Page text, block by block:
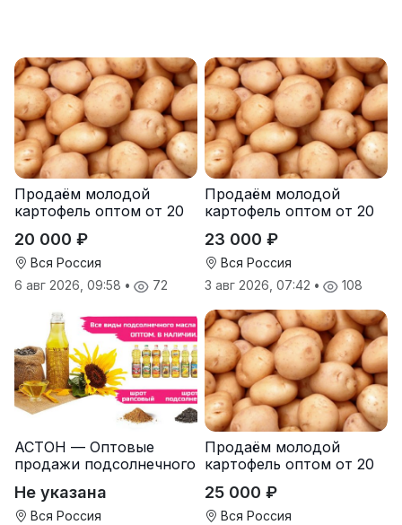
Продаём молодой
картофель оптом от 20
20 000 ₽
Вся Россия
6 авг 2026, 09:58 • 72
Продаём молодой
картофель оптом от 20
23 000 ₽
Вся Россия
3 авг 2026, 07:42 • 108
АСТОН — Оптовые
продажи подсолнечного
Экспорт
Не указана
Вся Россия
Продаём молодой
картофель оптом от 20
25 000 ₽
Вся Россия